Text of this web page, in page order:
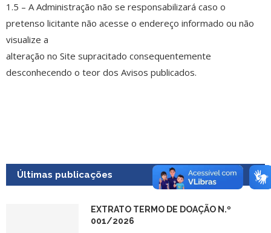
1.5 – A Administração não se responsabilizará caso o
pretenso licitante não acesse o endereço informado ou não
visualize a
alteração no Site supracitado consequentemente
desconhecendo o teor dos Avisos publicados.
Últimas publicações
EXTRATO TERMO DE DOAÇÃO N.º
001/2026